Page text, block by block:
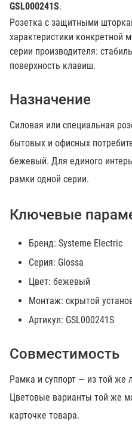
GSL000241S.
Розетка с защитными
характеристики конкретной
серии производителя:
поверхность клавиш.
Назначение
Силовая или специальная
бытовых и офисных
бежевый. Для единого
рамки одной серии.
Ключевые
Бренд: Systeme Electric
Серия: Glossa
Цвет: бежевый
Монтаж: скрытой
Артикул: GSL000241S
Совместимость
Рамка и суппорт — из той же
Цветовые варианты той же
карточке товара.